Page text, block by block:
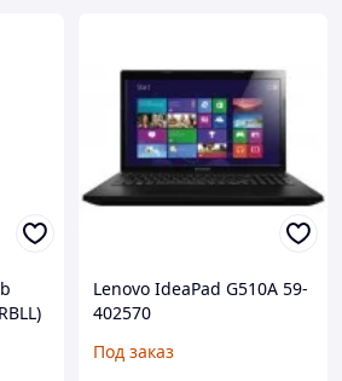
Lenovo IdeaPad G510A 59-
402570
Под заказ